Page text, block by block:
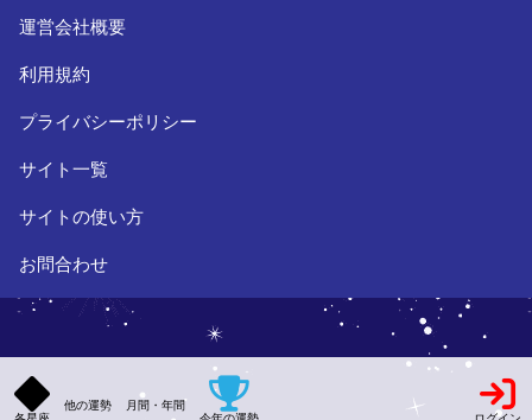
運営会社概要
利用規約
プライバシーポリシー
サイト一覧
サイトの使い方
お問合わせ
他の運勢
月間・年間